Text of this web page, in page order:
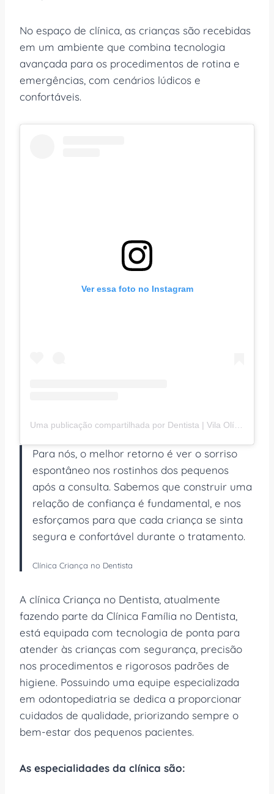
No espaço de clínica, as crianças são recebidas
em um ambiente que combina tecnologia
avançada para os procedimentos de rotina e
emergências, com cenários lúdicos e
confortáveis.
Ver essa foto no Instagram
Para nós, o melhor retorno é ver o sorriso
espontâneo nos rostinhos dos pequenos
após a consulta. Sabemos que construir uma
relação de confiança é fundamental, e nos
esforçamos para que cada criança se sinta
segura e confortável durante o tratamento.
Clínica Criança no Dentista
A clínica Criança no Dentista, atualmente
fazendo parte da Clínica Família no Dentista,
está equipada com tecnologia de ponta para
atender às crianças com segurança, precisão
nos procedimentos e rigorosos padrões de
higiene. Possuindo uma equipe especializada
em odontopediatria se dedica a proporcionar
cuidados de qualidade, priorizando sempre o
bem-estar dos pequenos pacientes.
As especialidades da clínica são: